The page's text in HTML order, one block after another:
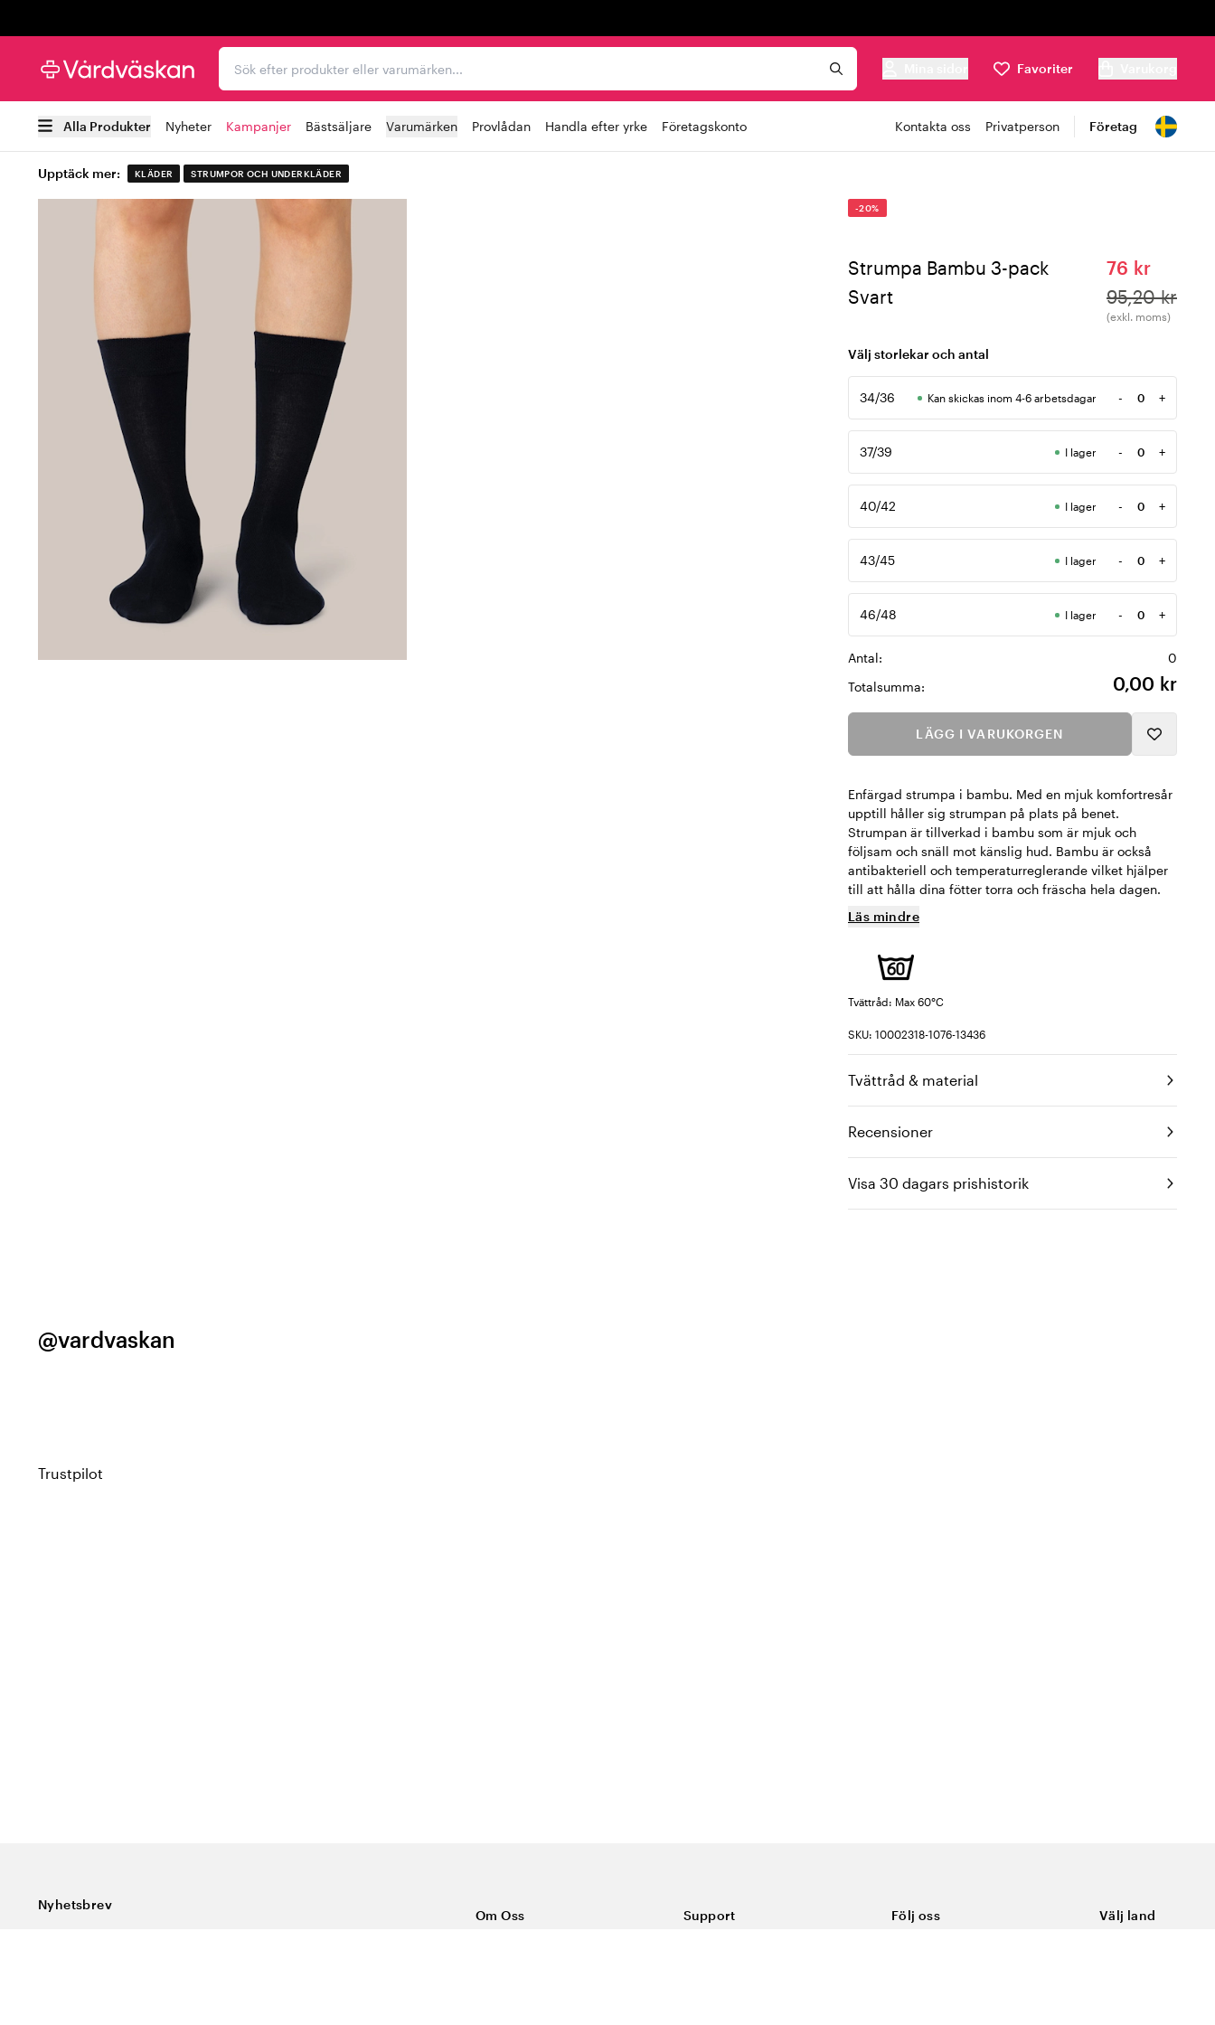
Sök efter produkter eller varumärken...
Favoriter
Alla Produkter Nyheter Kampanjer Bästsäljare Varumärken Provlådan Handla efter yrke Företagskonto Kontakta oss Privatperson Företag
Upptäck mer: KLÄDER STRUMPOR OCH UNDERKLÄDER
-20%
Strumpa Bambu 3-pack
Svart
76 kr
95,20 kr
(exkl. moms)
Välj storlekar och antal
34/36 Kan skickas inom 4-6 arbetsdagar -
Antal
+
37/39 I lager -
Antal
+
40/42 I lager -
Antal
+
43/45 I lager -
Antal
+
46/48 I lager -
Antal
+
Antal:
0
Totalsumma:
0,00 kr
LÄGG I VARUKORGEN
Enfärgad strumpa i bambu. Med en mjuk komfortresår
upptill håller sig strumpan på plats på benet.
Strumpan är tillverkad i bambu som är mjuk och
följsam och snäll mot känslig hud. Bambu är också
antibakteriell och temperaturreglerande vilket hjälper
till att hålla dina fötter torra och fräscha hela dagen.
Läs mindre
Tvättråd: Max 60°C
SKU: 10002318-1076-13436
Tvättråd & material
Recensioner
Visa 30 dagars prishistorik
@vardvaskan
Trustpilot
Nyhetsbrev
Om Oss Support Följ oss Välj land